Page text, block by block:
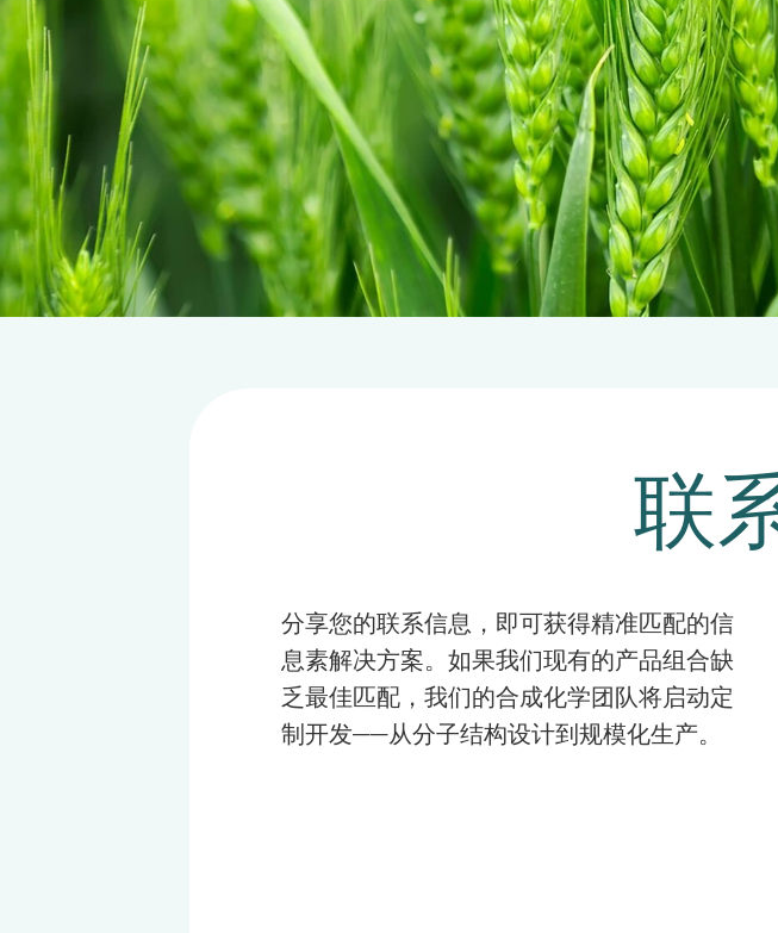
联
分享您的联系信息，即可获得精准匹配的信
息素解决方案。如果我们现有的产品组合缺
乏最佳匹配，我们的合成化学团队将启动定
制开发——从分子结构设计到规模化生产。